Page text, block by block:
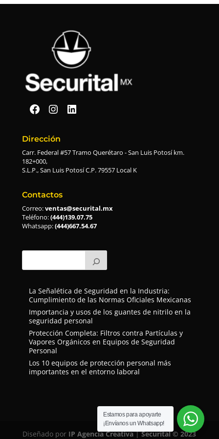
Securital en Facebook
Securital en Instagram
Securital en Linkedin
Dirección
Carr. Federal #57 Tramo Querétaro - San Luis Potosí km.
182+000,
S.L.P., San Luis Potosí C.P. 79557 Local K
Contactos
Correo:ventas@securital.mx
Teléfono:(444)139.07.75
Whatsapp:(444)667.54.67
La Señalética de Seguridad en la Industria:
Cumplimiento de las Normas Oficiales Mexicanas
Importancia y usos de los guantes de nitrilo en la
seguridad personal
Protección Completa: Filtros contra Partículas y
Vapores Orgánicos en Equipos de Seguridad
Personal
Los 10 equipos de protección personal más
importantes en el entorno laboral
Diseñado por IP Agencia Creativa|Securital © 2023
Estamos para apoyarte
¡Envíanos un Whatsapp!